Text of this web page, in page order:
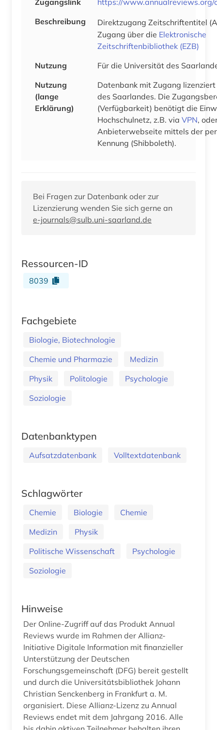
Beschreibung
Direktzugang Zeitschriftentitel
Zugang über die Elektronische
Zeitschriftenbibliothek (EZB)
Nutzung
Für die Universität des
Nutzung
(lange
Erklärung)
Datenbank mit Zugang
des Saarlandes. Die
(Verfügbarkeit) benötigt die
Hochschulnetz, z.B. via VPN,
Anbieterwebseite mittels der
Kennung (Shibboleth).
Bei Fragen zur Datenbank oder zur
Lizenzierung wenden Sie sich gerne an
e-journals@sulb.uni-saarland.de
Ressourcen-ID
8039
Fachgebiete
Biologie, Biotechnologie
Chemie und Pharmazie
Medizin
Physik
Politologie
Psychologie
Soziologie
Datenbanktypen
Aufsatzdatenbank Volltextdatenbank
Schlagwörter
Chemie Biologie
Chemie
Medizin
Physik
Politische Wissenschaft
Psychologie
Soziologie
Hinweise
Der Online-Zugriff auf das Produkt Annual
Reviews wurde im Rahmen der Allianz-
Initiative Digitale Information mit finanzieller
Unterstützung der Deutschen
Forschungsgemeinschaft (DFG) bereit gestellt
und durch die Universitätsbibliothek Johann
Christian Senckenberg in Frankfurt a. M.
organisiert. Diese Allianz-Lizenz zu Annual
Reviews endet mit dem Jahrgang 2016. Alle